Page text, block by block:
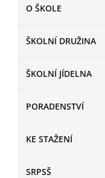
O ŠKOLE
ŠKOLNÍ DRUŽINA
ŠKOLNÍ JÍDELNA
PORADENSTVÍ
KE STAŽENÍ
SRPSŠ